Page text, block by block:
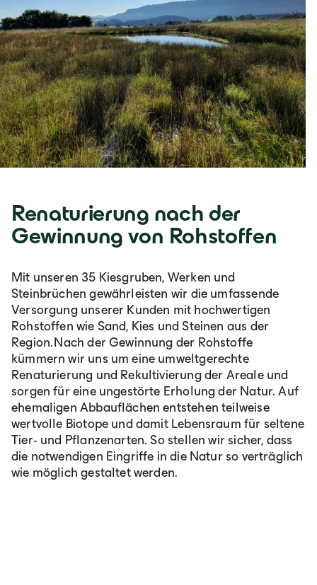
Renaturierung nach der
Gewinnung von Rohstoffen
Mit unseren 35 Kiesgruben, Werken und
Steinbrüchen gewährleisten wir die umfassende
Versorgung unserer Kunden mit hochwertigen
Rohstoffen wie Sand, Kies und Steinen aus der
Region. Nach der Gewinnung der Rohstoffe
kümmern wir uns um eine umweltgerechte
Renaturierung und Rekultivierung der Areale und
sorgen für eine ungestörte Erholung der Natur. Auf
ehemaligen Abbauflächen entstehen teilweise
wertvolle Biotope und damit Lebensraum für seltene
Tier- und Pflanzenarten. So stellen wir sicher, dass
die notwendigen Eingriffe in die Natur so verträglich
wie möglich gestaltet werden.